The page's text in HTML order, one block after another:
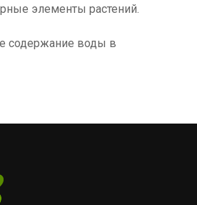
элементы растений.
содержание воды в